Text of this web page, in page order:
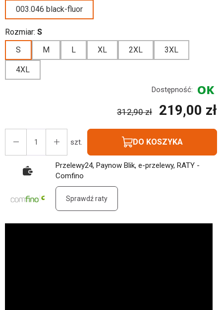
003.046 black-fluor
Rozmiar: S
S
M L XL 2XL 3XL
4XL
Dostępność:
312,90 zł 219,00 zł
szt. DO KOSZYKA
Przelewy24, Paynow Blik, e-przelewy, RATY -
Comfino
Sprawdź raty